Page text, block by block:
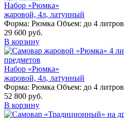
Набор «Рюмка»
жаровой, 4л, латунный
Форма: Рюмка Объем: до 4 литров
29 600 руб.
В корзину
Набор «Рюмка»
жаровой, 4л, латунный
Форма: Рюмка Объем: до 4 литров
52 800 руб.
В корзину